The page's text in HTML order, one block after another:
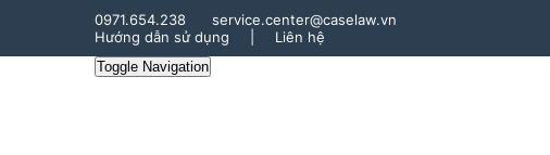
0971.654.238
service.center@caselaw.vn
Hướng dẫn sử dụng
Liên hệ
Toggle Navigation